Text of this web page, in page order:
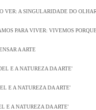
VER: A SINGULARIDADE DO
PARA VIVER: VIVEMOS
A ARTE
E A NATUREZA DA ARTE'
E A NATUREZA DA ARTE'
E A NATUREZA DA ARTE'